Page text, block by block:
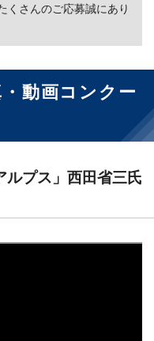
くさんのご応募誠にあり
動画コンクー
ルプス」西田省三氏